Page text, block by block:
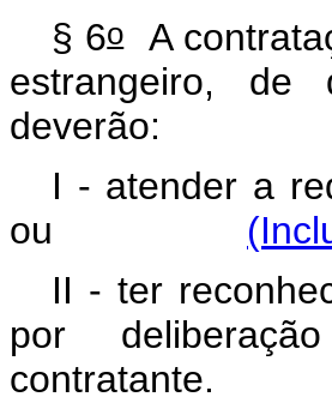
§ 6oA
estrangeiro,
I - atender a
ou
II - ter
por